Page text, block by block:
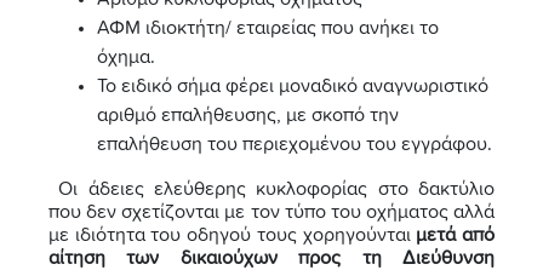
ΑΦΜ ιδιοκτήτη/ εταιρείας που ανήκει το
όχημα.
Το ειδικό σήμα φέρει μοναδικό αναγνωριστικό
αριθμό επαλήθευσης, με σκοπό την
επαλήθευση του περιεχομένου του εγγράφου.
Οι άδειες ελεύθερης κυκλοφορίας στο δακτύλιο
που δεν σχετίζονται με τον τύπο του οχήματος αλλά
με ιδιότητα του οδηγού τους χορηγούνται μετά από
αίτηση των δικαιούχων προς τη Διεύθυνση